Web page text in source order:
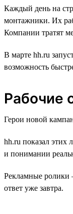
Каждый день на
монтажники. Их
Компании тратят
В марте hh.ru
возможность
Рабочие
Герои новой
hh.ru показал этих
и понимании
Рекламные ролики
ответ уже завтра.